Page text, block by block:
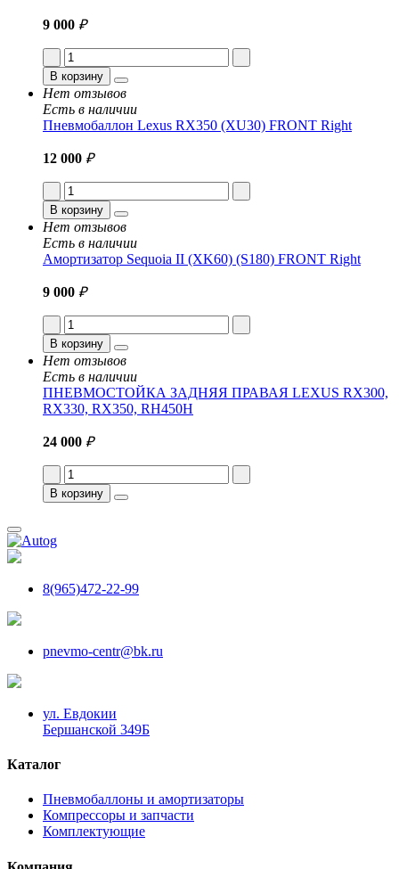
9 000 ₽
В корзину
Нет отзывов
Есть в наличии
Пневмобаллон Lexus RX350 (XU30) FRONT Right
12 000 ₽
В корзину
Нет отзывов
Есть в наличии
Амортизатор Sequoia II (XK60) (S180) FRONT Right
9 000 ₽
В корзину
Нет отзывов
Есть в наличии
ПНЕВМОСТОЙКА ЗАДНЯЯ ПРАВАЯ LEXUS RX300,
RX330, RX350, RH450H
24 000 ₽
В корзину
8(965)472-22-99
pnevmo-centr@bk.ru
ул. Евдокии
Бершанской 349Б
Каталог
Пневмобаллоны и амортизаторы
Компрессоры и запчасти
Комплектующие